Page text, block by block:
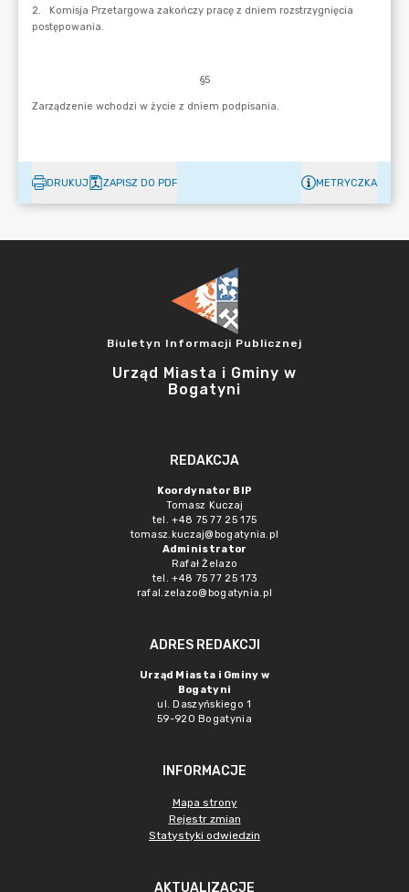
DRUKUJ ZAPISZ DO PDF METRYCZKA
Biuletyn Informacji Publicznej
Urząd Miasta i Gminy w
Bogatyni
REDAKCJA
Koordynator BIP
Tomasz Kuczaj
tel. +48 75 77 25 175
tomasz.kuczaj@bogatynia.pl
Administrator
Rafał Żelazo
tel. +48 75 77 25 173
rafal.zelazo@bogatynia.pl
ADRES REDAKCJI
Urząd Miasta i Gminy w
Bogatyni
ul. Daszyńskiego 1
59-920 Bogatynia
INFORMACJE
Mapa strony
Rejestr zmian
Statystyki odwiedzin
AKTUALIZACJE